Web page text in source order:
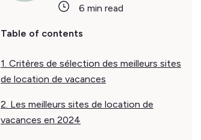
6 min read
Table of contents
1. Critères de sélection des meilleurs sites
de location de vacances
2. Les meilleurs sites de location de
vacances en 2024